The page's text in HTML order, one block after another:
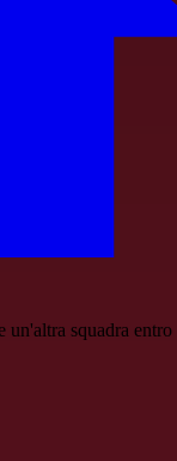
un'altra squadra entro